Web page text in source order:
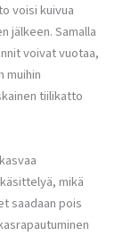
voisi kuivua
jälkeen. Samalla
voivat vuotaa,
muihin
tiilikatto
mikä
saadaan pois